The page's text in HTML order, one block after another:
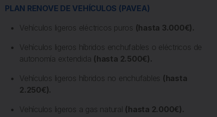
PLAN RENOVE DE VEHÍCULOS (PAVEA)
Vehículos ligeros eléctricos puros (hasta 3.000€).
Vehículos ligeros híbridos enchufables o eléctricos de
autonomía extendida (hasta 2.500€).
Vehículos ligeros híbridos no enchufables (hasta
2.250€).
Vehículos ligeros a gas natural (hasta 2.000€).